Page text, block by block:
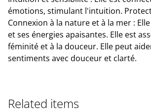
émotions, stimulant l'intuition.
Connexion à la nature et à la mer :
et ses énergies apaisantes. Elle est
féminité et à la douceur. Elle peut
sentiments avec douceur et clarté.
Related items